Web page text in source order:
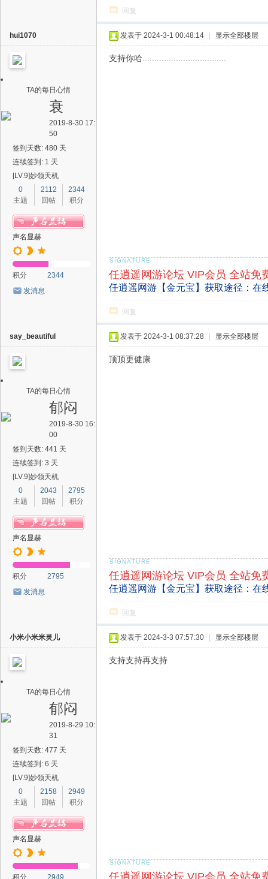
回复
hui1070
TA的每日心情
衰
2019-8-30 17:
50
签到天数: 480 天
连续签到: 1 天
[LV.9]妙领天机
0
主题
2112
回帖
2344
积分
声名显赫
积分
2344
发消息
发表于 2024-3-1 00:48:14 显示全部楼层
支持你哈...................................
任逍遥网游论坛 VIP会员 全站免
任逍遥网游【金元宝】获取途径：在
回复
say_beautiful
TA的每日心情
郁闷
2019-8-30 16:
00
签到天数: 441 天
连续签到: 3 天
[LV.9]妙领天机
0
主题
2043
回帖
2795
积分
声名显赫
积分
2795
发消息
发表于 2024-3-1 08:37:28 显示全部楼层
顶顶更健康
任逍遥网游论坛 VIP会员 全站免
任逍遥网游【金元宝】获取途径：在
回复
小米小米米灵儿
TA的每日心情
郁闷
2019-8-29 10:
31
签到天数: 477 天
连续签到: 6 天
[LV.9]妙领天机
0
主题
2158
回帖
2949
积分
声名显赫
积分 2949
发表于 2024-3-3 07:57:30 显示全部楼层
支持支持再支持
任逍遥网游论坛 VIP会员 全站免